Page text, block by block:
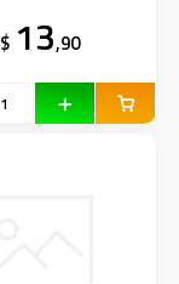
13,90